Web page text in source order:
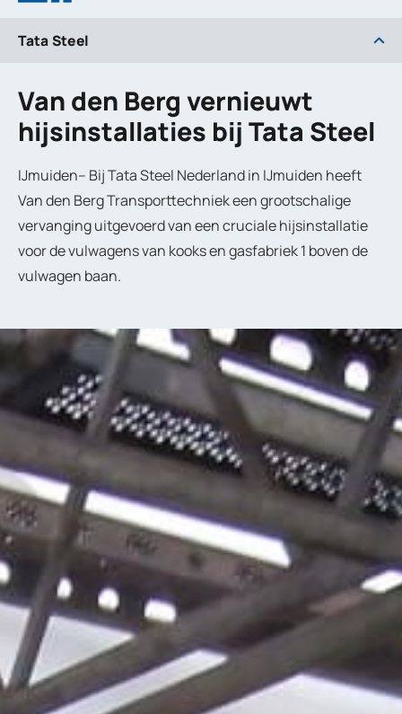
Tata Steel
Van den Berg vernieuwt
hijsinstallaties bij Tata Steel
IJmuiden– Bij Tata Steel Nederland in IJmuiden heeft
Van den Berg Transporttechniek een grootschalige
vervanging uitgevoerd van een cruciale hijsinstallatie
voor de vulwagens van kooks en gasfabriek 1 boven de
vulwagen baan.